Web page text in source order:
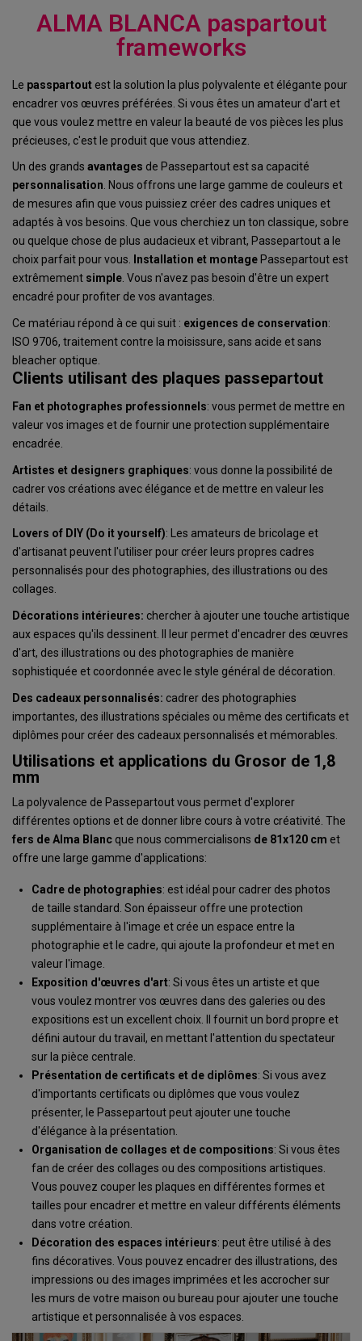
ALMA BLANCA paspartout
frameworks
Le passpartout est la solution la plus polyvalente et élégante pour
encadrer vos œuvres préférées. Si vous êtes un amateur d'art et
que vous voulez mettre en valeur la beauté de vos pièces les plus
précieuses, c'est le produit que vous attendiez.
Un des grands avantages de Passepartout est sa capacité
personnalisation. Nous offrons une large gamme de couleurs et
de mesures afin que vous puissiez créer des cadres uniques et
adaptés à vos besoins. Que vous cherchiez un ton classique, sobre
ou quelque chose de plus audacieux et vibrant, Passepartout a le
choix parfait pour vous. Installation et montage Passepartout est
extrêmement simple. Vous n'avez pas besoin d'être un expert
encadré pour profiter de vos avantages.
Ce matériau répond à ce qui suit : exigences de conservation:
ISO 9706, traitement contre la moisissure, sans acide et sans
bleacher optique.
Clients utilisant des plaques passepartout
Fan et photographes professionnels: vous permet de mettre en
valeur vos images et de fournir une protection supplémentaire
encadrée.
Artistes et designers graphiques: vous donne la possibilité de
cadrer vos créations avec élégance et de mettre en valeur les
détails.
Lovers of DIY (Do it yourself): Les amateurs de bricolage et
d'artisanat peuvent l'utiliser pour créer leurs propres cadres
personnalisés pour des photographies, des illustrations ou des
collages.
Décorations intérieures: chercher à ajouter une touche artistique
aux espaces qu'ils dessinent. Il leur permet d'encadrer des œuvres
d'art, des illustrations ou des photographies de manière
sophistiquée et coordonnée avec le style général de décoration.
Des cadeaux personnalisés: cadrer des photographies
importantes, des illustrations spéciales ou même des certificats et
diplômes pour créer des cadeaux personnalisés et mémorables.
Utilisations et applications du Grosor de 1,8
mm
La polyvalence de Passepartout vous permet d'explorer
différentes options et de donner libre cours à votre créativité. The
fers de Alma Blanc que nous commercialisons de 81x120 cm et
offre une large gamme d'applications:
Cadre de photographies: est idéal pour cadrer des photos
de taille standard. Son épaisseur offre une protection
supplémentaire à l'image et crée un espace entre la
photographie et le cadre, qui ajoute la profondeur et met en
valeur l'image.
Exposition d'œuvres d'art: Si vous êtes un artiste et que
vous voulez montrer vos œuvres dans des galeries ou des
expositions est un excellent choix. Il fournit un bord propre et
défini autour du travail, en mettant l'attention du spectateur
sur la pièce centrale.
Présentation de certificats et de diplômes: Si vous avez
d'importants certificats ou diplômes que vous voulez
présenter, le Passepartout peut ajouter une touche
d'élégance à la présentation.
Organisation de collages et de compositions: Si vous êtes
fan de créer des collages ou des compositions artistiques.
Vous pouvez couper les plaques en différentes formes et
tailles pour encadrer et mettre en valeur différents éléments
dans votre création.
Décoration des espaces intérieurs: peut être utilisé à des
fins décoratives. Vous pouvez encadrer des illustrations, des
impressions ou des images imprimées et les accrocher sur
les murs de votre maison ou bureau pour ajouter une touche
artistique et personnalisée à vos espaces.